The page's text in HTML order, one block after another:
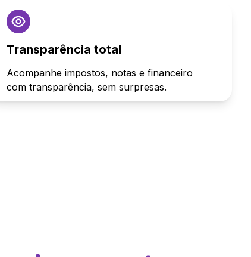
Transparência total
Acompanhe impostos, notas e financeiro
com transparência, sem surpresas.